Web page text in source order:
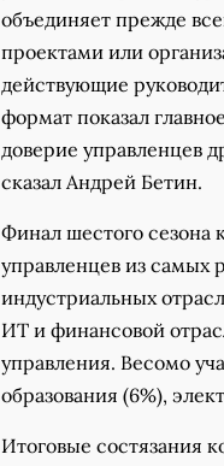
объединяет прежде
проектами или
действующие
формат показал
доверие управленцев
сказал Андрей Бетин.
Финал шестого сезона
управленцев из самых
индустриальных
ИТ и финансовой
управления. Весомо
образования (6%),
Итоговые состязания